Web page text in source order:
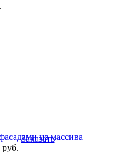
из массива
руб.
Заказать